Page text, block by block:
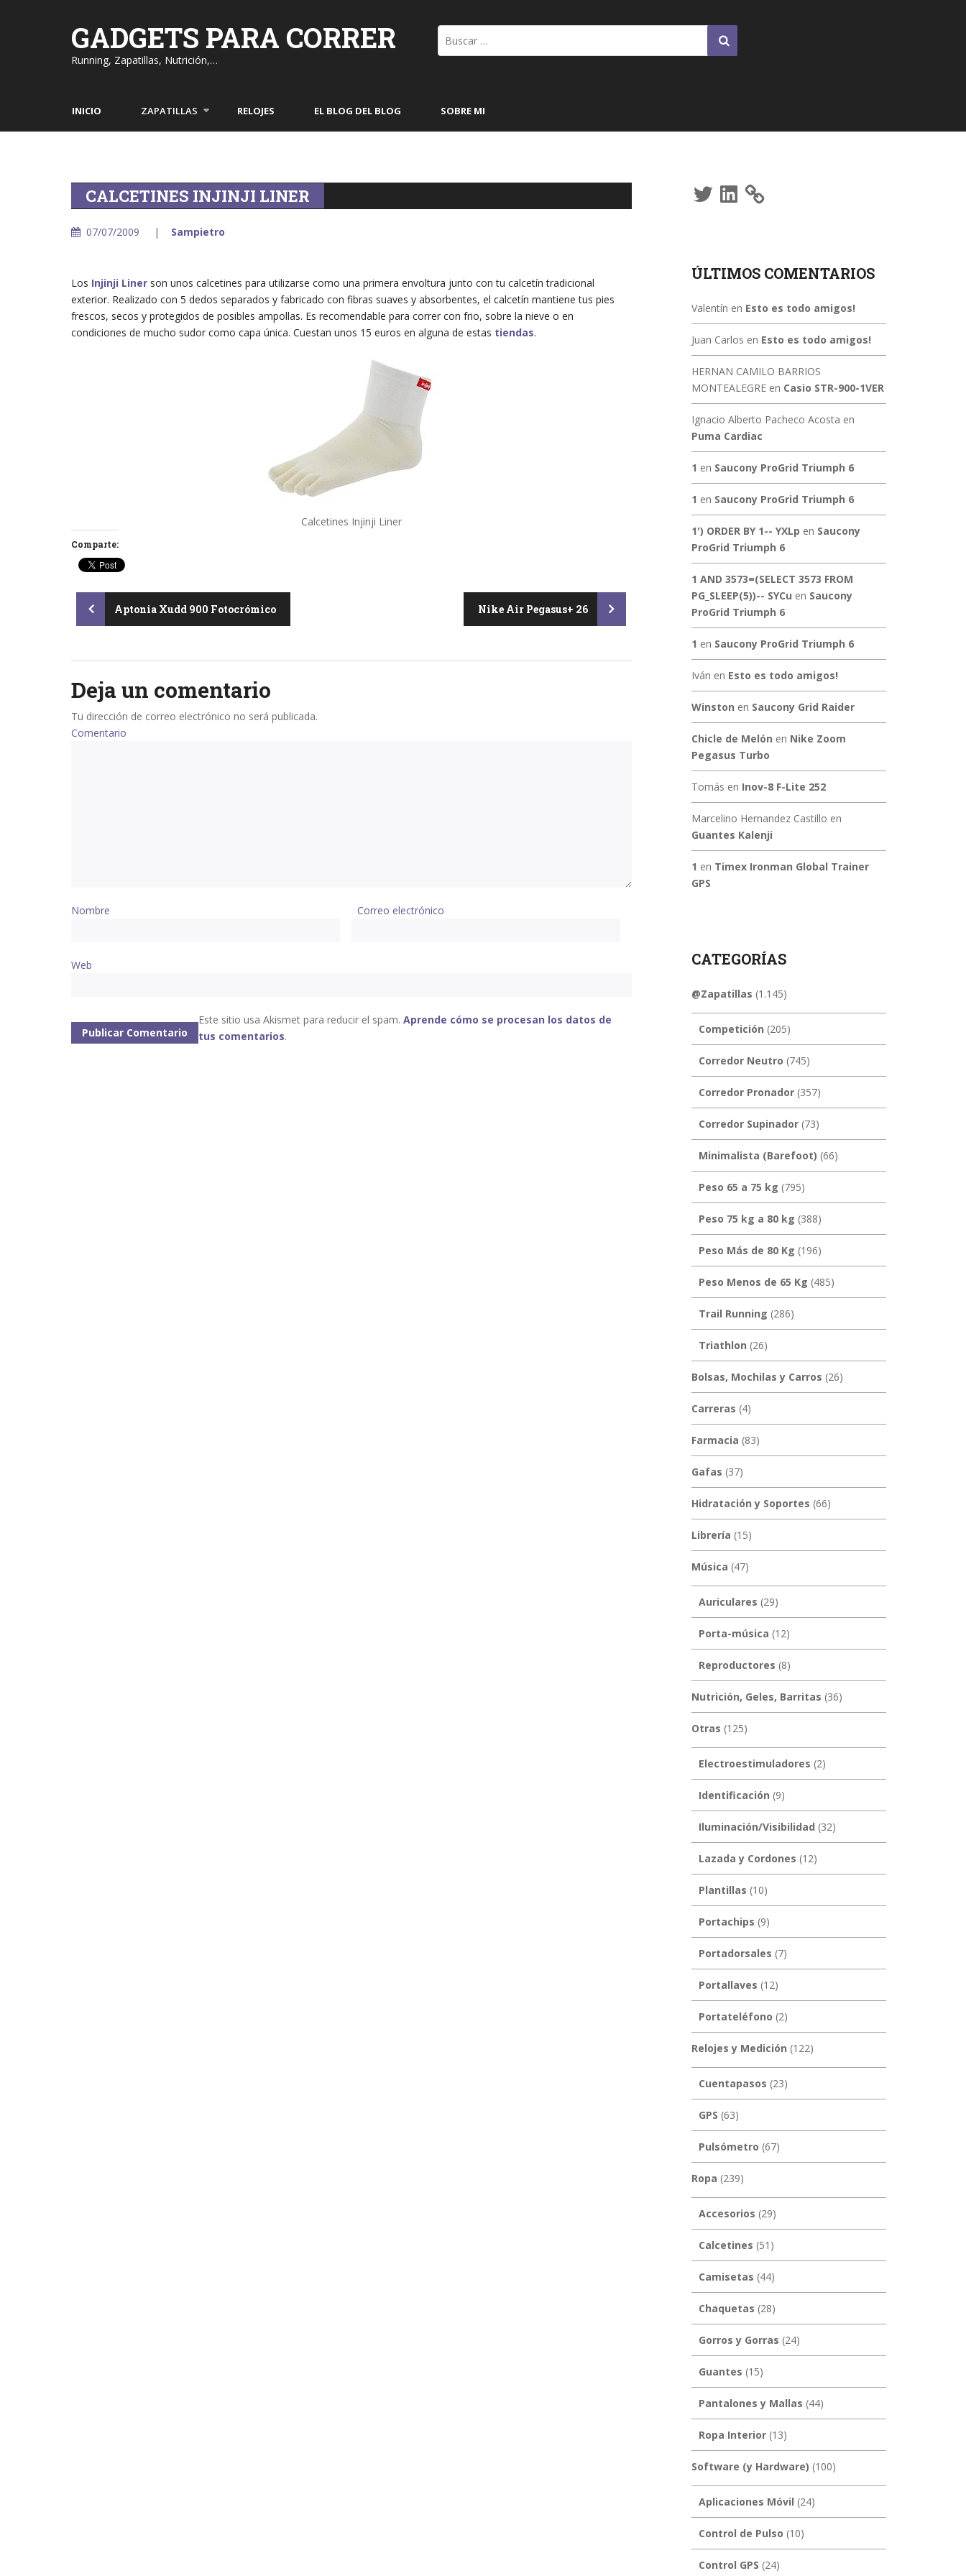
GADGETS PARA CORRER
Running, Zapatillas, Nutrición,…
INICIO ZAPATILLAS RELOJES EL BLOG DEL BLOG SOBRE MI
CALCETINES INJINJI LINER
07/07/2009 Sampietro
Los Injinji Linerson unos calcetines para utilizarse como una primera envoltura junto con tu calcetín tradicional
exterior. Realizado con 5 dedos separados y fabricado con fibras suaves y absorbentes, el calcetín mantiene tus pies
frescos, secos y protegidos de posibles ampollas. Es recomendable para correr con frio, sobre la nieve o en
condiciones de mucho sudor como capa única. Cuestan unos 15 euros en alguna de estas tiendas.
Calcetines Injinji Liner
Comparte:
Post
navigation
Aptonia Xudd 900 Fotocrómico Nike Air Pegasus+ 26
Deja un comentario
Tu dirección de correo electrónico no será publicada.
Comentario
Nombre Correo electrónico
Web
Este sitio usa Akismet para reducir el spam. Aprende cómo se procesan los datos de
tus comentarios.
TwitterLinkedIn
ÚLTIMOS COMENTARIOS
Valentín en Esto es todo amigos!
Juan Carlos en Esto es todo amigos!
HERNAN CAMILO BARRIOS
MONTEALEGREen Casio STR-900-1VER
Ignacio Alberto Pacheco Acosta en
Puma Cardiac
1 en Saucony ProGrid Triumph 6
1 en Saucony ProGrid Triumph 6
1') ORDER BY 1-- YXLp en Saucony
ProGrid Triumph 6
1 AND 3573=(SELECT 3573 FROM
PG_SLEEP(5))-- SYCu en Saucony
ProGrid Triumph 6
1 en Saucony ProGrid Triumph 6
Iván en Esto es todo amigos!
Winston en Saucony Grid Raider
Chicle de Melón en Nike Zoom
Pegasus Turbo
Tomás en Inov-8 F-Lite 252
Marcelino Hernandez Castillo en
Guantes Kalenji
1 en Timex Ironman Global Trainer
GPS
CATEGORÍAS
@Zapatillas (1.145)
Competición (205)
Corredor Neutro (745)
Corredor Pronador(357)
Corredor Supinador(73)
Minimalista (Barefoot) (66)
Peso 65 a 75 kg (795)
Peso 75 kg a 80 kg (388)
Peso Más de 80 Kg (196)
Peso Menos de 65 Kg (485)
Trail Running (286)
Triathlon (26)
Bolsas, Mochilas y Carros (26)
Carreras (4)
Farmacia (83)
Gafas (37)
Hidratación y Soportes (66)
Librería (15)
Música (47)
Auriculares (29)
Porta-música (12)
Reproductores (8)
Nutrición, Geles, Barritas (36)
Otras (125)
Electroestimuladores (2)
Identificación (9)
Iluminación/Visibilidad (32)
Lazada y Cordones (12)
Plantillas (10)
Portachips (9)
Portadorsales (7)
Portallaves (12)
Portateléfono (2)
Relojes y Medición (122)
Cuentapasos (23)
GPS (63)
Pulsómetro (67)
Ropa (239)
Accesorios (29)
Calcetines (51)
Camisetas (44)
Chaquetas (28)
Gorros y Gorras (24)
Guantes (15)
Pantalones y Mallas (44)
Ropa Interior(13)
Software (y Hardware) (100)
Aplicaciones Móvil (24)
Control de Pulso (10)
Control GPS (24)